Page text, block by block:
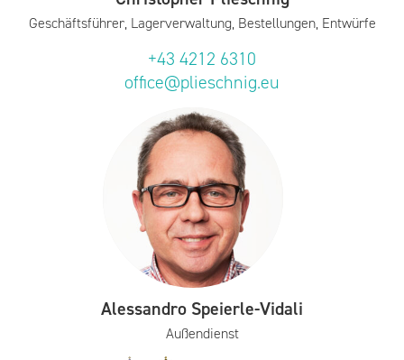
Geschäftsführer, Lagerverwaltung, Bestellungen, Entwürfe
+43 4212 6310
office@plieschnig.eu
Alessandro Speierle-Vidali
Außendienst